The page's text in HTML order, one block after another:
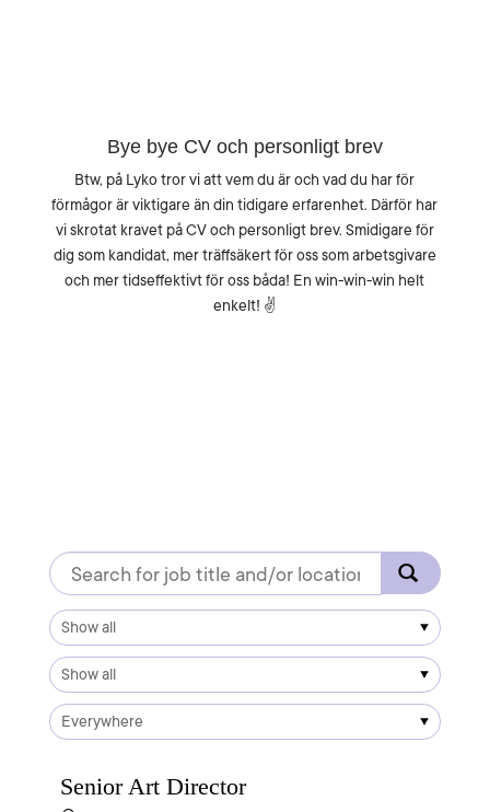
Bye bye CV och personligt brev
Btw, på Lyko tror vi att vem du är och vad du har för
förmågor är viktigare än din tidigare erfarenhet. Därför har
vi skrotat kravet på CV och personligt brev. Smidigare för
dig som kandidat, mer träffsäkert för oss som arbetsgivare
och mer tidseffektivt för oss båda! En win-win-win helt
enkelt! ✌️